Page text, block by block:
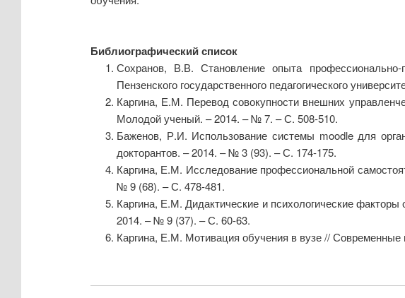
Библиографический список
Сохранов, В.В. Становление опыта профессионально-
Пензенского государственного педагогического
Каргина, Е.М. Перевод совокупности внешних
Молодой ученый. – 2014. – № 7. – С. 508-510.
Баженов, Р.И. Использование системы moodle для
докторантов. – 2014. – № 3 (93). – С. 174-175.
Каргина, Е.М. Исследование профессиональной
№ 9 (68). – С. 478-481.
Каргина, Е.М. Дидактические и психологические
2014. – № 9 (37). – С. 60-63.
Каргина, Е.М. Мотивация обучения в вузе //